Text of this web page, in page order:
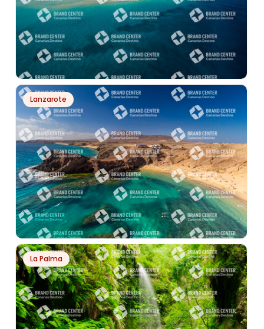
PH13196
PLAYA RISCO DEL PASO
Lanzarote
PH742
PLAYAS DE PAPAGAYO
La Palma